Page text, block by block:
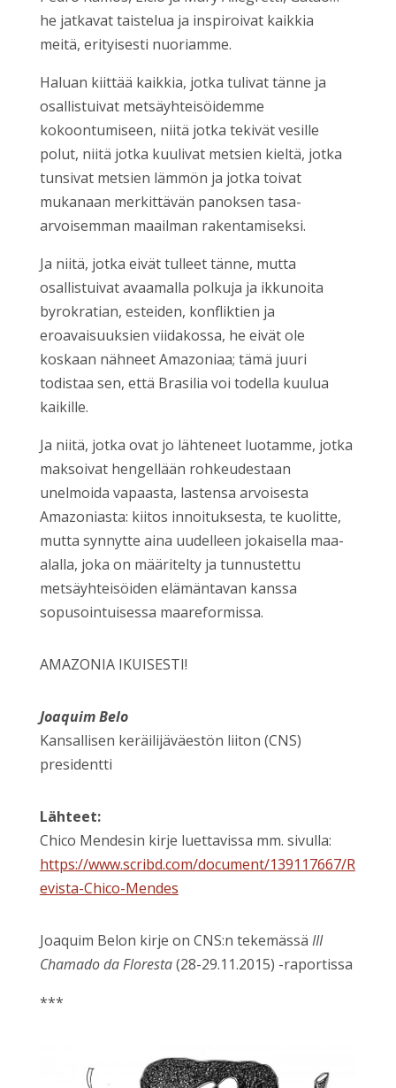
he jatkavat taistelua ja inspiroivat kaikkia
meitä, erityisesti nuoriamme.
Haluan kiittää kaikkia, jotka tulivat tänne ja
osallistuivat metsäyhteisöidemme
kokoontumiseen, niitä jotka tekivät vesille
polut, niitä jotka kuulivat metsien kieltä, jotka
tunsivat metsien lämmön ja jotka toivat
mukanaan merkittävän panoksen tasa-
arvoisemman maailman rakentamiseksi.
Ja niitä, jotka eivät tulleet tänne, mutta
osallistuivat avaamalla polkuja ja ikkunoita
byrokratian, esteiden, konfliktien ja
eroavaisuuksien viidakossa, he eivät ole
koskaan nähneet Amazoniaa; tämä juuri
todistaa sen, että Brasilia voi todella kuulua
kaikille.
Ja niitä, jotka ovat jo lähteneet luotamme, jotka
maksoivat hengellään rohkeudestaan
unelmoida vapaasta, lastensa arvoisesta
Amazoniasta: kiitos innoituksesta, te kuolitte,
mutta synnytte aina uudelleen jokaisella maa-
alalla, joka on määritelty ja tunnustettu
metsäyhteisöiden elämäntavan kanssa
sopusointuisessa maareformissa.
AMAZONIA IKUISESTI!
Joaquim Belo
Kansallisen keräilijäväestön liiton (CNS)
presidentti
Lähteet:
Chico Mendesin kirje luettavissa mm. sivulla:
https://www.scribd.com/document/139117667/R
evista-Chico-Mendes
Joaquim Belon kirje on CNS:n tekemässä III
Chamado da Floresta(28-29.11.2015) -raportissa
***